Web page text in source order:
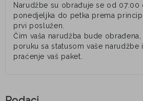
Narudžbe su obrađuje se od 07:00
ponedjeljka do petka prema
prvi poslužen.
Čim vaša narudžba bude
poruku sa statusom vaše narudžbe
praćenje vaš paket.